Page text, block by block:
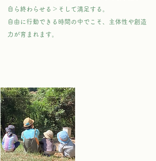
自ら終わらせる＞そして満足する。
​自由に行動できる時間の中でこそ、主体性や創造
力が育まれます。